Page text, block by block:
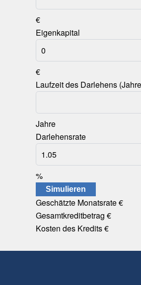
€
Eigenkapital
€
Laufzeit des Darlehens
Jahre
Darlehensrate
%
Simulieren
Geschätzte Monatsrate€
Gesamtkreditbetrag €
Kosten des Kredits€